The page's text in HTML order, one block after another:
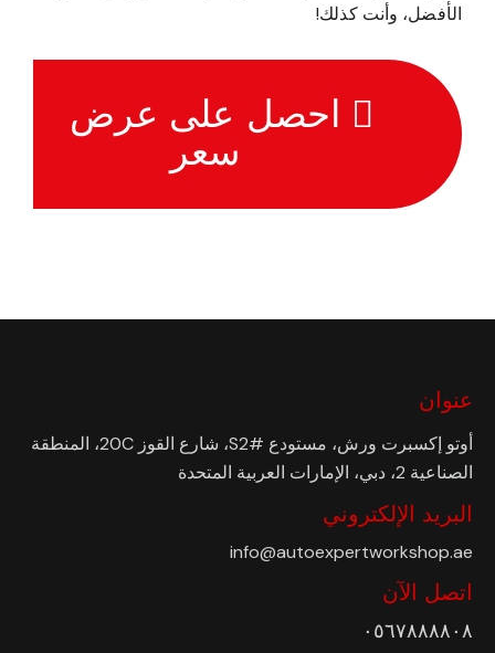
الأفضل، وأنت كذلك!
احصل على عرض
سعر
عنوان
أوتو إكسبرت ورش، مستودع #S2، شارع القوز 20C، المنطقة
الصناعية 2، دبي، الإمارات العربية المتحدة
البريد الإلكتروني
info@autoexpertworkshop.ae
اتصل الآن
٠٥٦٧٨٨٨٨٠٨